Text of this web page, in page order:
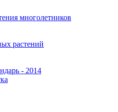
многолетников
растений
- 2014